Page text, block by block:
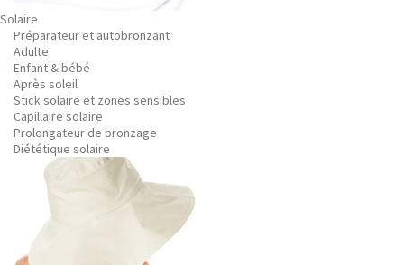
Solaire
Préparateur et autobronzant
Adulte
Enfant & bébé
Après soleil
Stick solaire et zones sensibles
Capillaire solaire
Prolongateur de bronzage
Diététique solaire